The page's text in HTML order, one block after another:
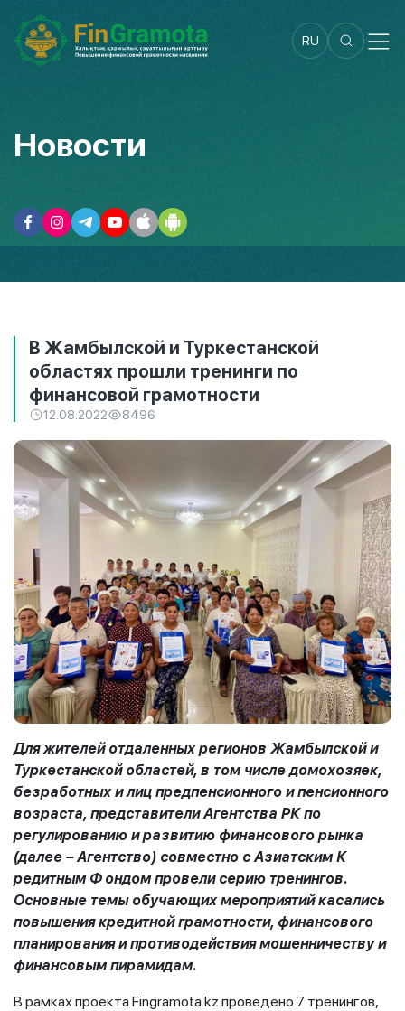
RU
Новости
В Жамбылской и Туркестанской
областях прошли тренинги по
финансовой грамотности
12.08.2022 8496
Для жителей отдаленных регионов Жамбылской и
Туркестанской областей, в том числе домохозяек,
безработных и лиц предпенсионного и пенсионного
возраста, представители Агентства РК по
регулированию и развитию финансового рынка
(далее – Агентство) совместно с АзиатскимК
редитным Ф ондом провели серию тренингов.
Основные темы обучающих мероприятий касались
повышения кредитной грамотности, финансового
планирования и противодействия мошенничеству и
финансовым пирамидам.
В рамках проекта Fingramota.kz проведено 7 тренингов,